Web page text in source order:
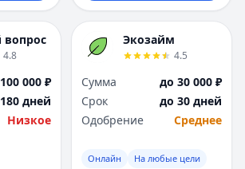
вопрос
4.8
000 ₽
дней
Низкое
Экозайм
4.5
Сумма
до 30 000 ₽
Срок
до 30 дней
Одобрение
Среднее
Онлайн На любые цели